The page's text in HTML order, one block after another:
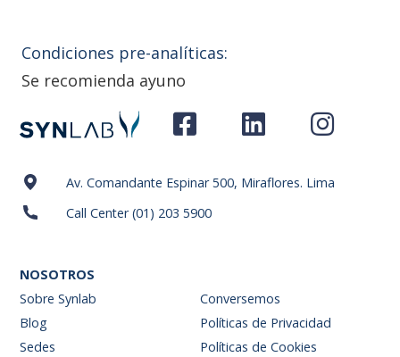
Condiciones pre-analíticas:
Se recomienda ayuno
Av. Comandante Espinar 500, Miraflores. Lima
Call Center (01) 203 5900
NOSOTROS
Sobre Synlab
Blog
Sedes
Conversemos
Políticas de Privacidad
Políticas de Cookies